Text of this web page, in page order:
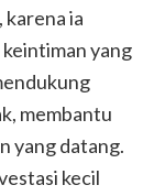
karena ia
yang
membantu
yang datang.
kecil